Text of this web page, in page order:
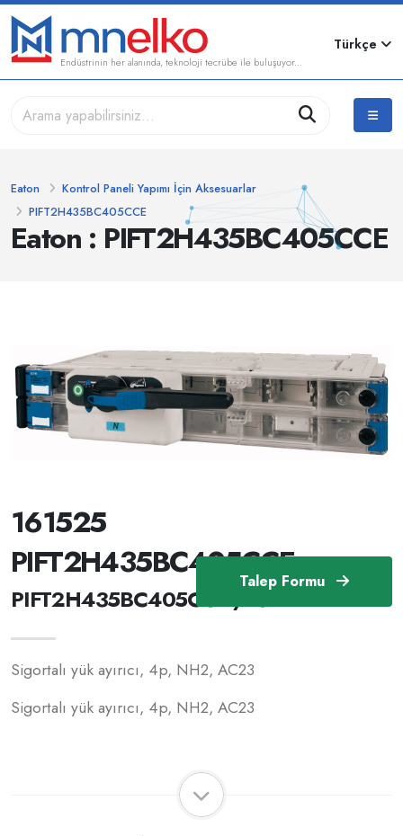
Endüstrinin her alanında, teknoloji tecrübe ile buluşuyor...
Türkçe
Eaton : PIFT2H435BC405CCE
Eaton
Kontrol Paneli Yapımı İçin Aksesuarlar
PIFT2H435BC405CCE
Talep Formu
161525
PIFT2H435BC405CCE
PIFT2H435BC405CCE /161525
Sigortalı yük ayırıcı, 4p, NH2, AC23
Sigortalı yük ayırıcı, 4p, NH2, AC23